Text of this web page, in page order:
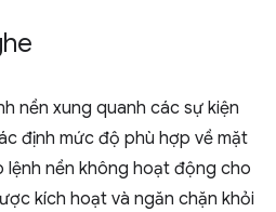
nền xung quanh các sự kiện
định mức độ phù hợp về mặt
nền không hoạt động cho
kích hoạt và ngăn chặn khỏi